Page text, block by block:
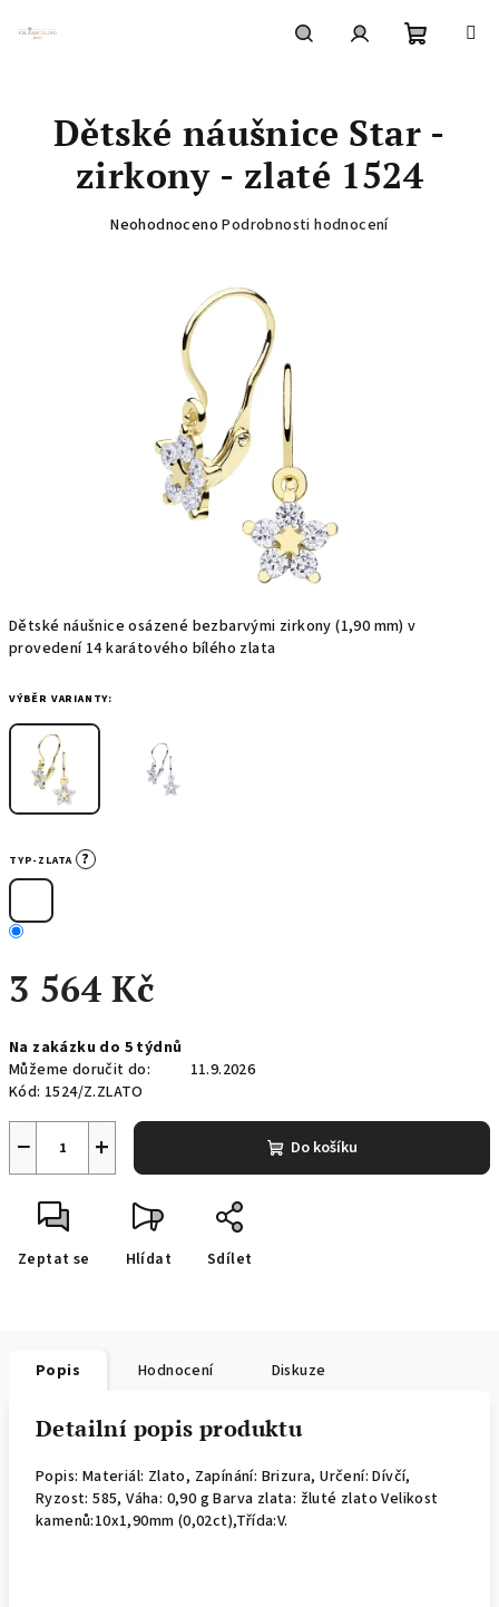
košík
Dětské náušnice osázené bezbarvými zirkony (1,90 mm) v
provedení 14 karátového bílého zlata
VÝBĚR VARIANTY:
TYP-ZLATA ?
3 564 Kč
cena:
Na zakázku do 5 týdnů
Můžeme doručit do:
11.9.2026
Kód: 1524/Z.ZLATO
+
− Do košíku
Zeptat se Hlídat Sdílet
Dětské náušnice Star -
zirkony - zlaté 1524
Průměrné
hvězdiček.
Neohodnoceno Podrobnosti hodnocení
Popis Hodnocení Diskuze
Detailní popis produktu
Popis: Materiál: Zlato, Zapínání: Brizura, Určení: Dívčí,
Ryzost: 585, Váha: 0,90 g Barva zlata: žluté zlato Velikost
kamenů:10x1,90mm (0,02ct),Třída:V.